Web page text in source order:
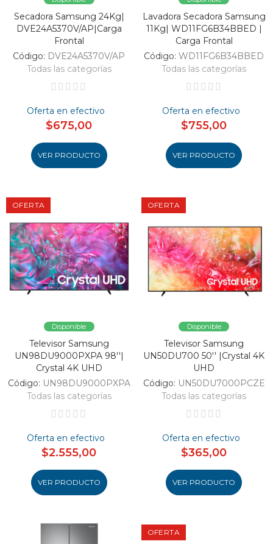
Secadora Samsung 24Kg|
DVE24A5370V/AP|Carga
Frontal
Código: DVE24A5370V/AP
Todas las categorías
Oferta en efectivo
$675,00
VER PRODUCTO
Lavadora Secadora Samsung
11Kg| WD11FG6B34BBED |
Carga Frontal
Código:WD11FG6B34BBED
Todas las categorías
Oferta en efectivo
$755,00
VER PRODUCTO
OFERTA
Disponible
Televisor Samsung
UN98DU9000PXPA 98''|
Crystal 4K UHD
Código: UN98DU9000PXPA
Todas las categorías
Oferta en efectivo
$2.555,00
VER PRODUCTO
OFERTA
Disponible
Televisor Samsung
UN50DU700 50'' |Crystal 4K
UHD
Código: UN50DU7000PCZE
Todas las categorías
Oferta en efectivo
$365,00
VER PRODUCTO
OFERTA